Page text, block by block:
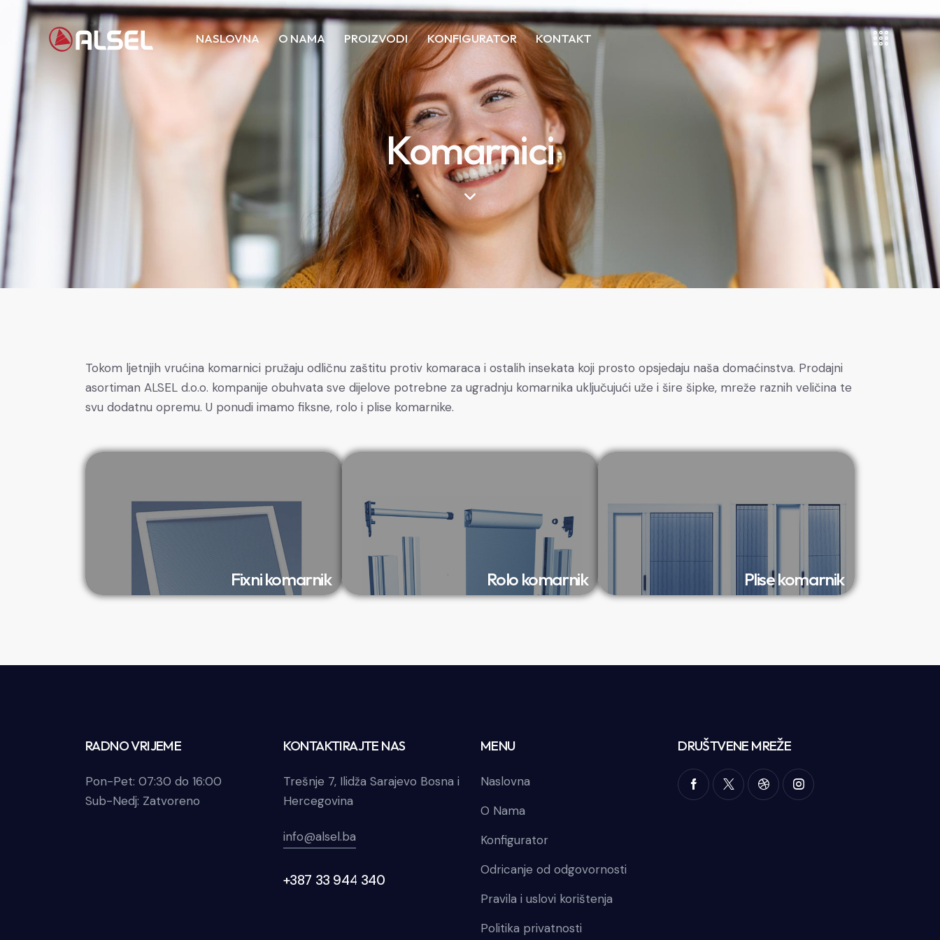
NASLOVNA O NAMA PROIZVODI KONFIGURATOR KONTAKT
Komarnici
Tokom ljetnjih vrućina komarnici pružaju odličnu zaštitu protiv komaraca i ostalih insekata koji prosto opsjedaju naša domaćinstva. Prodajni
asortiman ALSEL d.o.o. kompanije obuhvata sve dijelove potrebne za ugradnju komarnika uključujući uže i šire šipke, mreže raznih veličina te
svu dodatnu opremu. U ponudi imamo fiksne, rolo i plise komarnike.
Fixni komarnik Rolo komarnik Plise komarnik
RADNO VRIJEME
Pon-Pet: 07:30 do 16:00
Sub-Nedj: Zatvoreno
KONTAKTIRAJTE NAS
Trešnje 7, Ilidža Sarajevo Bosna i
Hercegovina
info@alsel.ba
+387 33 944 340
MENU
Naslovna
O Nama
Konfigurator
Odricanje od odgovornosti
Pravila i uslovi korištenja
Politika privatnosti
DRUŠTVENE MREŽE